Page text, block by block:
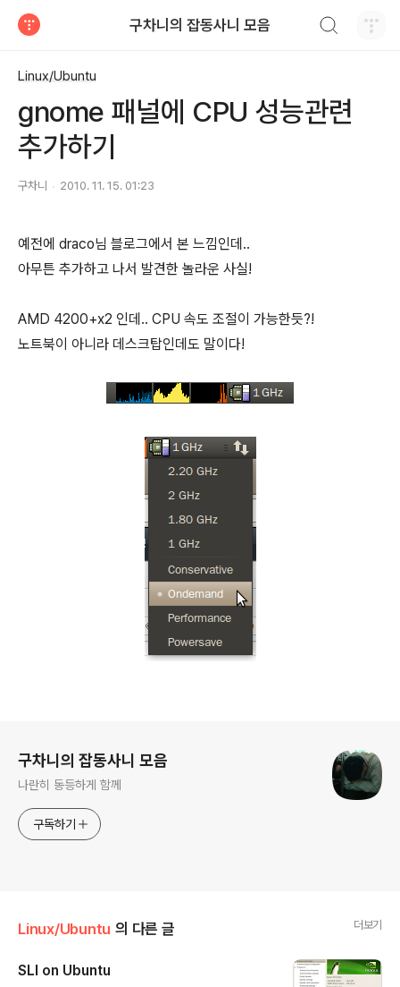
구차니의 잡동사니 모음
Linux/Ubuntu
gnome 패널에 CPU 성능관련
추가하기
구차니 2010. 11. 15. 01:23
예전에 draco님 블로그에서 본 느낌인데..
아무튼 추가하고 나서 발견한 놀라운 사실!
AMD 4200+x2 인데.. CPU 속도 조절이 가능한듯?!
노트북이 아니라 데스크탑인데도 말이다!
구차니의 잡동사니 모음
나란히 동등하게 함께
구독하기
Linux/Ubuntu 의 다른 글 더보기
SLI on Ubuntu